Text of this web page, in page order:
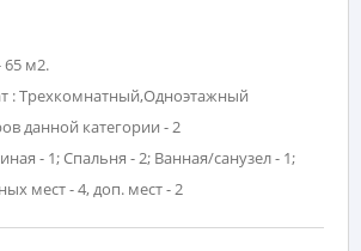
м2.
: Трехкомнатный,Одноэтажный
данной категории - 2
- 1; Спальня - 2; Ванная/санузел - 1;
мест - 4, доп. мест - 2